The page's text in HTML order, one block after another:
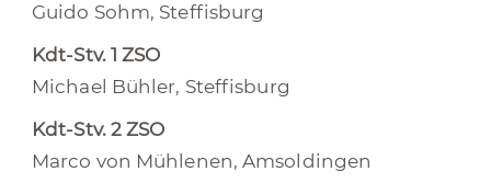
Guido Sohm, Steffisburg
Kdt-Stv. 1 ZSO
Michael Bühler, Steffisburg
Kdt-Stv. 2 ZSO
Marco von Mühlenen, Amsoldingen